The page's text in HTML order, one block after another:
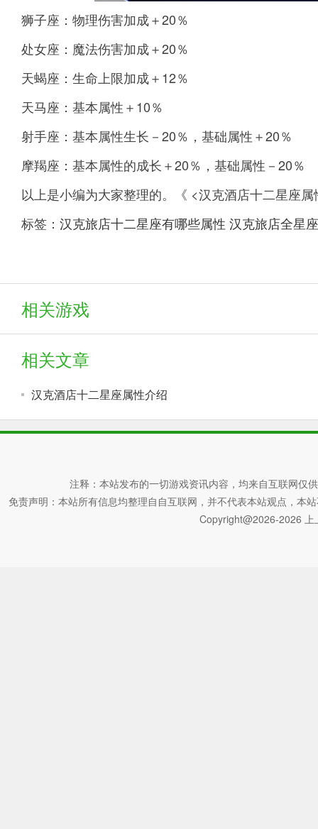
狮子座：物理伤害加成＋20％
处女座：魔法伤害加成＋20％
天蝎座：生命上限加成＋12％
天马座：基本属性＋10％
射手座：基本属性生长－20％，基础属性＋20％
摩羯座：基本属性的成长＋20％，基础属性－20％
以上是小编为大家整理的。《 <汉克酒店十二星座
标签： 汉克旅店十二星座有哪些属性 汉克旅店全星
相关游戏
相关文章
汉克酒店十二星座属性介绍
注释：本站发布的一切游戏资讯内容，均来自互联网仅
免责声明：本站所有信息均整理自自互联网，并不代表本站观点，本
Copyright@2026-2026